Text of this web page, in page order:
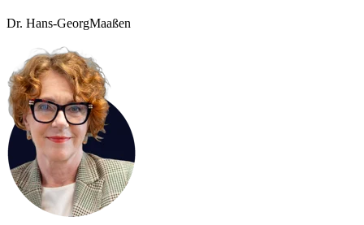
Dr. Hans-GeorgMaaßen